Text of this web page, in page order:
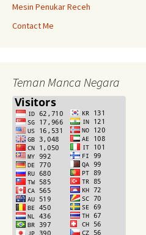
Mesin Penukar Receh
Contact Me
Teman Manca Negara